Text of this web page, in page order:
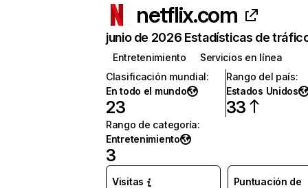
netflix.com
junio de 2026 Estadísticas de
Entretenimiento
Servicios en línea
Clasificación mundial:
En todo el mundo
23
Rango del país:
Estados Unidos
33
Rango de categoría:
Entretenimiento
3
Visitas
Puntuación de